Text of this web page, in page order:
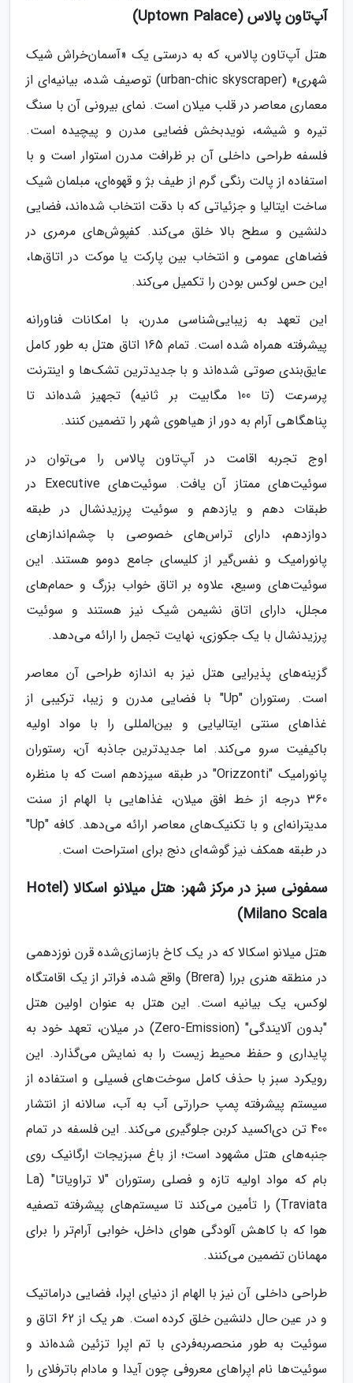
آپ‌تاون پالاس (Uptown Palace)
هتل آپ‌تاون پالاس، که به درستی یک «آسمان‌خراش شیک
شهری» (urban-chic skyscraper) توصیف شده، بیانیه‌ای از
معماری معاصر در قلب میلان است. نمای بیرونی آن با سنگ
تیره و شیشه، نویدبخش فضایی مدرن و پیچیده است.
فلسفه طراحی داخلی آن بر ظرافت مدرن استوار است و با
استفاده از پالت رنگی گرم از طیف بژ و قهوه‌ای، مبلمان شیک
ساخت ایتالیا و جزئیاتی که با دقت انتخاب شده‌اند، فضایی
دلنشین و سطح بالا خلق می‌کند. کفپوش‌های مرمری در
فضاهای عمومی و انتخاب بین پارکت یا موکت در اتاق‌ها،
این حس لوکس بودن را تکمیل می‌کند.
این تعهد به زیبایی‌شناسی مدرن، با امکانات فناورانه
پیشرفته همراه شده است. تمام 165 اتاق هتل به طور کامل
عایق‌بندی صوتی شده‌اند و با جدیدترین تشک‌ها و اینترنت
پرسرعت (تا 100 مگابیت بر ثانیه) تجهیز شده‌اند تا
پناهگاهی آرام به دور از هیاهوی شهر را تضمین کنند.
اوج تجربه اقامت در آپ‌تاون پالاس را می‌توان در
سوئیت‌های ممتاز آن یافت. سوئیت‌های Executive در
طبقات دهم و یازدهم و سوئیت پرزیدنشال در طبقه
دوازدهم، دارای تراس‌های خصوصی با چشم‌اندازهای
پانورامیک و نفس‌گیر از کلیسای جامع دومو هستند. این
سوئیت‌های وسیع، علاوه بر اتاق خواب بزرگ و حمام‌های
مجلل، دارای اتاق نشیمن شیک نیز هستند و سوئیت
پرزیدنشال با یک جکوزی، نهایت تجمل را ارائه می‌دهد.
گزینه‌های پذیرایی هتل نیز به اندازه طراحی آن معاصر
است. رستوران "Up" با فضایی مدرن و زیبا، ترکیبی از
غذاهای سنتی ایتالیایی و بین‌المللی را با مواد اولیه
باکیفیت سرو می‌کند. اما جدیدترین جاذبه آن، رستوران
پانورامیک "Orizzonti" در طبقه سیزدهم است که با منظره
360 درجه از خط افق میلان، غذاهایی با الهام از سنت
مدیترانه‌ای و با تکنیک‌های معاصر ارائه می‌دهد. کافه "Up"
در طبقه همکف نیز گوشه‌ای دنج برای استراحت است.
سمفونی سبز در مرکز شهر: هتل میلانو اسکالا (Hotel
Milano Scala)
هتل میلانو اسکالا که در یک کاخ بازسازی‌شده قرن نوزدهمی
در منطقه هنری بررا (Brera) واقع شده، فراتر از یک اقامتگاه
لوکس، یک بیانیه است. این هتل به عنوان اولین هتل
"بدون آلایندگی" (Zero-Emission) در میلان، تعهد خود به
پایداری و حفظ محیط زیست را به نمایش می‌گذارد. این
رویکرد سبز با حذف کامل سوخت‌های فسیلی و استفاده از
سیستم پیشرفته پمپ حرارتی آب به آب، سالانه از انتشار
400 تن دی‌اکسید کربن جلوگیری می‌کند. این فلسفه در تمام
جنبه‌های هتل مشهود است؛ از باغ سبزیجات ارگانیک روی
بام که مواد اولیه تازه و فصلی رستوران "لا تراویاتا" (La
Traviata) را تأمین می‌کند تا سیستم‌های پیشرفته تصفیه
هوا که با کاهش آلودگی هوای داخل، خوابی آرام‌تر را برای
مهمانان تضمین می‌کنند.
طراحی داخلی آن نیز با الهام از دنیای اپرا، فضایی دراماتیک
و در عین حال دلنشین خلق کرده است. هر یک از 62 اتاق و
سوئیت به طور منحصربه‌فردی با تم اپرا تزئین شده‌اند و
سوئیت‌ها نام اپراهای معروفی چون آیدا و مادام باترفلای را